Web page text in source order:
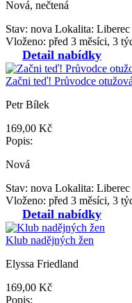
Nová, nečtená
Stav: nova Lokalita: Liberec
Vloženo: před 3 měsíci, 3
Detail nabídky
Začni teď! Průvodce
Petr Bílek
169,00 Kč
Popis:
Nová
Stav: nova Lokalita: Liberec
Vloženo: před 3 měsíci, 3
Detail nabídky
Klub nadějných žen
Elyssa Friedland
169,00 Kč
Popis: